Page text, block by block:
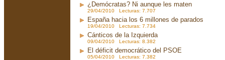
¿Demócratas? Ni aunque les maten
29/04/2010 Lecturas: 7.707
España hacia los 6 millones de parados
19/04/2010 Lecturas: 7.734
Cánticos de la Izquierda
09/04/2010 Lecturas: 8.382
El déficit democrático del PSOE
05/04/2010 Lecturas: 7.382